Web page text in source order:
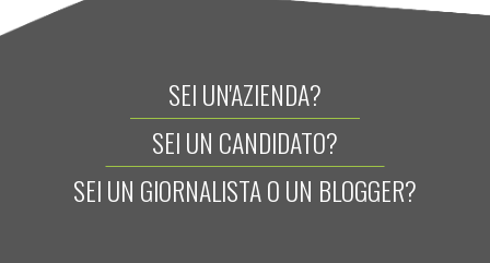
SEI UN'AZIENDA?
SEI UN CANDIDATO?
SEI UN GIORNALISTA O UN BLOGGER?